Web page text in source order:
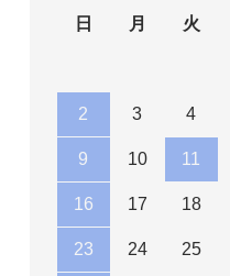
日 月 火
2 3 4
9 10 11
16 17 18
23 24 25